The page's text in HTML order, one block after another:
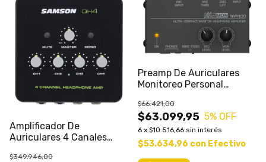
Amplificador De
Auriculares 4 Canales
$349.946,00
Preamp De Auriculares
Monitoreo Personal
$63.099,95
$66.421,00
5% OFF
6 x $10.516,66 sin interés
$53.634,96 con Efectivo